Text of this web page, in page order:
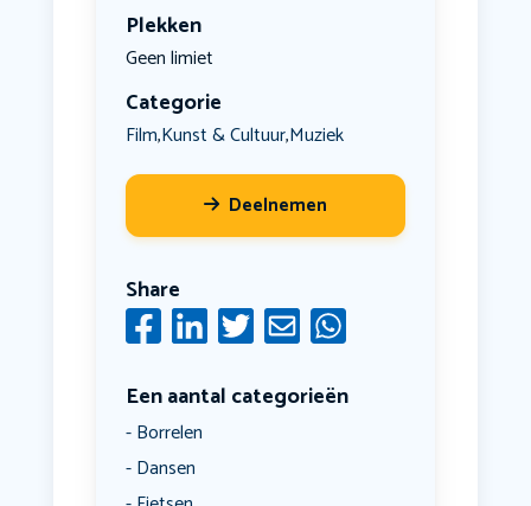
Plekken
Geen limiet
Categorie
Film,Kunst & Cultuur,Muziek
Deelnemen
Share
Een aantal categorieën
Borrelen
Dansen